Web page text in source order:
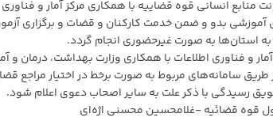
منابع انسانی قوه قضاییه با همکاری مرکز آمار و
بدو و ضمن خدمت کارکنان و قضات و برگزاری
استان‌ها به صورت غیرحضوری انجام گردد.
آمار و فناوری اطلاعات با همکاری وزارت بهداشت، درمان
رسیدگی با ذکر علت به سایر اصحاب دعوی اعلام شود.
قوه قضائیه -غلامحسین محسنی اژه‌ای